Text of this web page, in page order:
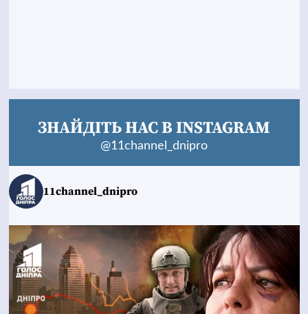
ЗНАЙДІТЬ НАС В INSTAGRAM
@11channel_dnipro
11channel_dnipro